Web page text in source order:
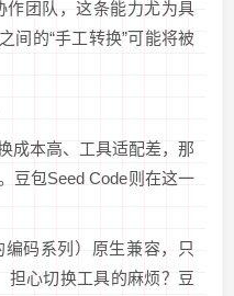
作团队，这条能力尤为具
的“手工转换”可能将被
成本高、工具适配差，那
豆包Seed Code则在这一
编码系列）原生兼容，只
担心切换工具的麻烦？豆